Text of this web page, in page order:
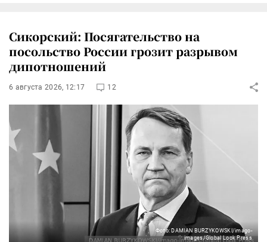
Сикорский: Посягательство на
посольство России грозит разрывом
дипотношений
6 августа 2026, 12:17 12
Фото: DAMIAN BURZYKOWSKI/imago-
images/Global Look Press